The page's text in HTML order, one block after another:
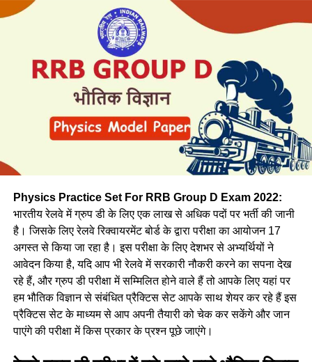
Physics Practice Set For RRB Group D Exam 2022:
भारतीय रेलवे में ग्रुप डी के लिए एक लाख से अधिक पदों पर भर्ती की जानी
है। जिसके लिए रेलवे रिक्वायरमेंट बोर्ड के द्वारा परीक्षा का आयोजन 17
अगस्त से किया जा रहा है। इस परीक्षा के लिए देशभर से अभ्यर्थियों ने
आवेदन किया है, यदि आप भी रेलवे में सरकारी नौकरी करने का सपना देख
रहे हैं, और ग्रुप डी परीक्षा में सम्मिलित होने वाले हैं तो आपके लिए यहां पर
हम भौतिक विज्ञान से संबंधित प्रैक्टिस सेट आपके साथ शेयर कर रहे हैं इस
प्रैक्टिस सेट के माध्यम से आप अपनी तैयारी को चेक कर सकेंगे और जान
पाएंगे की परीक्षा में किस प्रकार के प्रश्न पूछे जाएंगे।